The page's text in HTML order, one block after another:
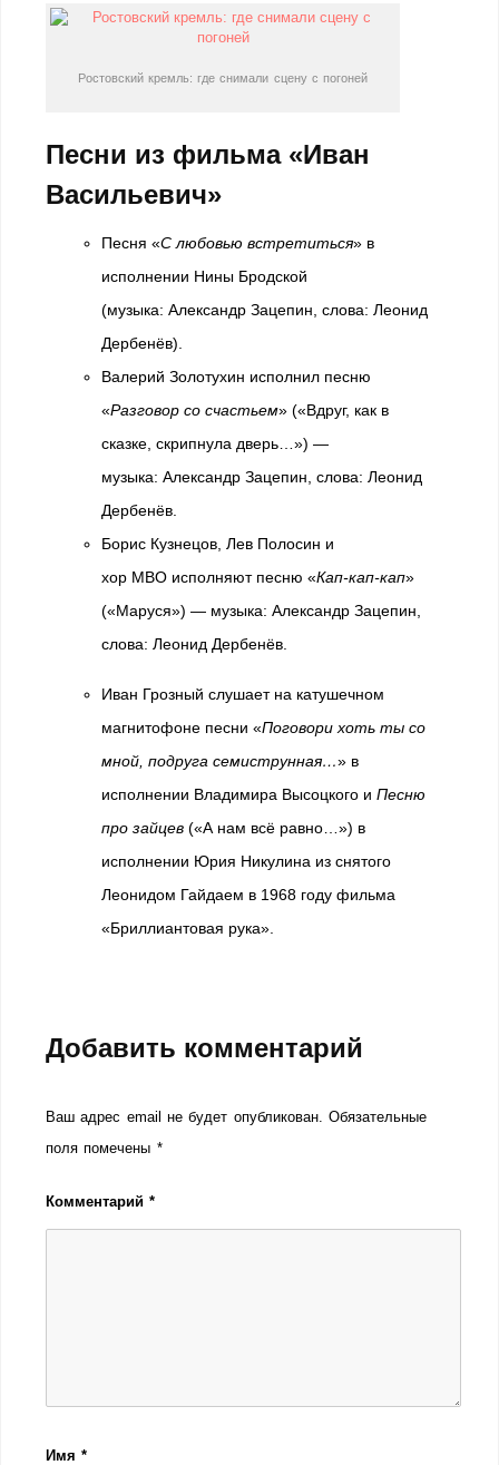
Ростовский кремль: где снимали сцену с погоней
Песни из фильма «Иван
Васильевич»
Песня «С любовью встретиться» в
исполнении Нины Бродской
(музыка: Александр Зацепин, слова: Леонид
Дербенёв).
Валерий Золотухин исполнил песню
«Разговор со счастьем» («Вдруг, как в
сказке, скрипнула дверь…») —
музыка: Александр Зацепин, слова: Леонид
Дербенёв.
Борис Кузнецов, Лев Полосин и
хор МВО исполняют песню «Кап-кап-кап»
(«Маруся») — музыка: Александр Зацепин,
слова: Леонид Дербенёв.
Иван Грозный слушает на катушечном
магнитофоне песни «Поговори хоть ты со
мной, подруга семиструнная…» в
исполнении Владимира Высоцкого и Песню
про зайцев («А нам всё равно…») в
исполнении Юрия Никулина из снятого
Леонидом Гайдаем в 1968 году фильма
«Бриллиантовая рука».
Добавить комментарий
Ваш адрес email не будет опубликован. Обязательные
поля помечены *
Комментарий*
Имя*